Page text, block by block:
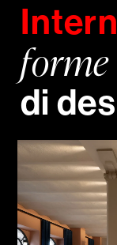
Intern
forme
di des